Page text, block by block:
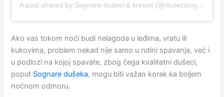
A post shared by Sognare dušeci & kreveti (@dusecisognare)
Ako vas tokom noći budi nelagoda u leđima, vratu ili
kukovima, problem nekad nije samo u rutini spavanja, već i
u podlozi na kojoj spavate, zbog čega kvalitetni dušeci,
poput Sognare dušeka, mogu biti važan korak ka boljem
noćnom odmoru.